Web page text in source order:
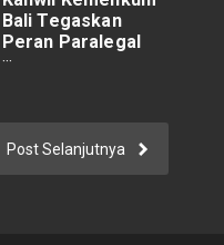
Bali Tegaskan
Peran Paralegal
sebagai Garda
Layanan Hukum
Post Selanjutnya